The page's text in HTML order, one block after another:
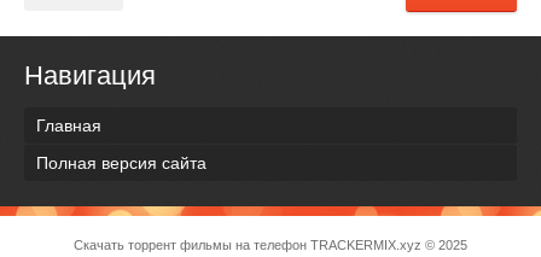
Навигация
Главная
Полная версия сайта
Скачать торрент фильмы на телефон TRACKERMIX.xyz © 2025